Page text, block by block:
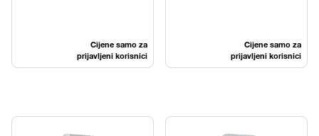
Cijene samo za
prijavljeni korisnici
Cijene samo za
prijavljeni korisnici